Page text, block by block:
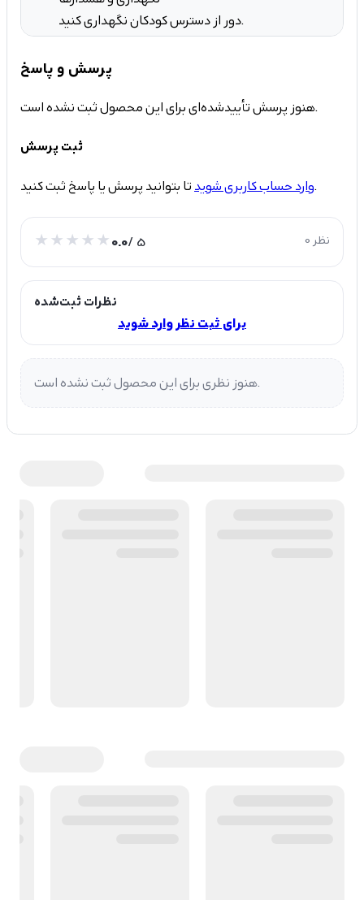
دور از دسترس کودکان نگهداری کنید.
پرسش و پاسخ
هنوز پرسش تأییدشده‌ای برای این محصول ثبت نشده است.
ثبت پرسش
وارد حساب کاربری شویدتا بتوانید پرسش یا پاسخ ثبت کنید.
0.0/ 5 0 نظر
نظرات ثبت‌شده
برای ثبت نظر وارد شوید
هنوز نظری برای این محصول ثبت نشده است.